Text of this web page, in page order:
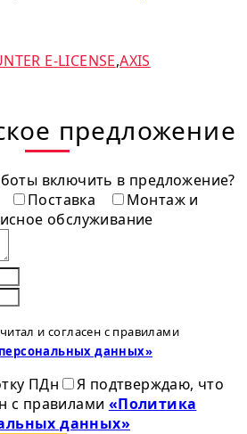
E-LICENSE,AXIS
предложение
включить в предложение?
Поставка
Монтаж и
обслуживание
и согласен с правилами
данных»
ПДн
Я подтверждаю, что
с правилами «Политика
данных»